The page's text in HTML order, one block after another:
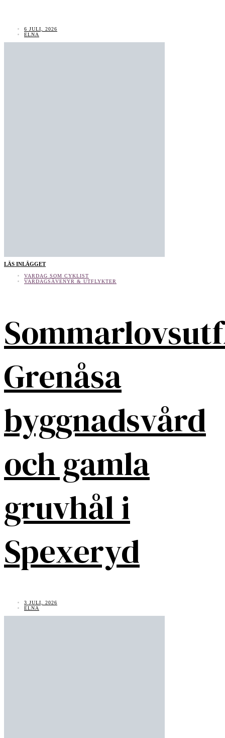
6 JULI, 2026
ELNA
LÄS INLÄGGET
VARDAG SOM CYKLIST
VARDAGSÄVENYR & UTFLYKTER
Grenåsa
byggnadsvård
och gamla
gruvhål i
Spexeryd
3 JULI, 2026
ELNA